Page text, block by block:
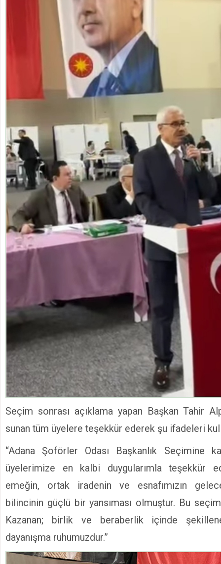
Seçim sonrası açıklama yapan Başkan Tahir
sunan tüm üyelere teşekkür ederek şu ifadeleri
“Adana Şoförler Odası Başkanlık Seçimine
üyelerimize en kalbi duygularımla teşekkür
emeğin, ortak iradenin ve esnafımızın
bilincinin güçlü bir yansıması olmuştur. Bu
Kazanan; birlik ve beraberlik içinde
dayanışma ruhumuzdur.”